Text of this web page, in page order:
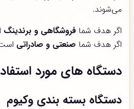
می‌شوند.
اگر هدف شما فروشگاهی و برندینگ
اگر هدف شما صنعتی و صادراتی
دستگاه های مورد
دستگاه بسته بندی وکیوم